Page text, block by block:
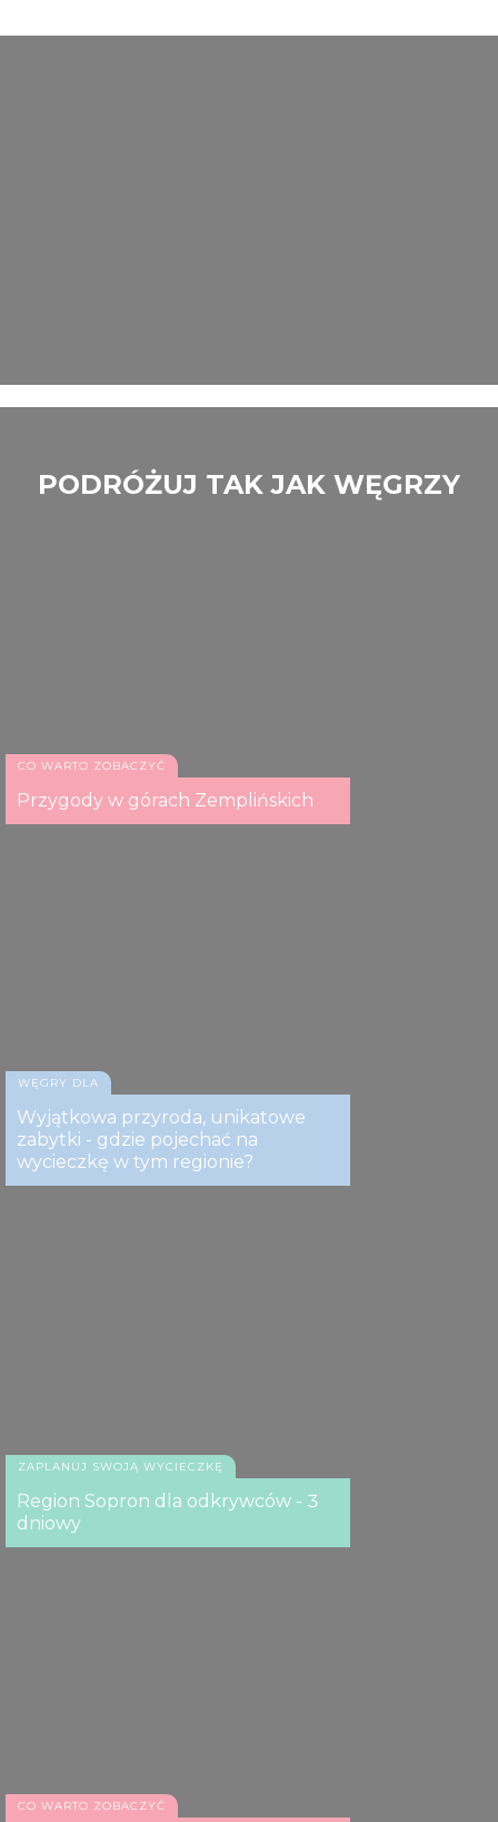
PODRÓŻUJ TAK JAK WĘGRZY
CO WARTO ZOBACZYĆ
Przygody w górach Zemplińskich
WĘGRY DLA
Wyjątkowa przyroda, unikatowe
zabytki - gdzie pojechać na
wycieczkę w tym regionie?
ZAPLANUJ SWOJĄ WYCIECZKĘ
Region Sopron dla odkrywców - 3
dniowy
CO WARTO ZOBACZYĆ